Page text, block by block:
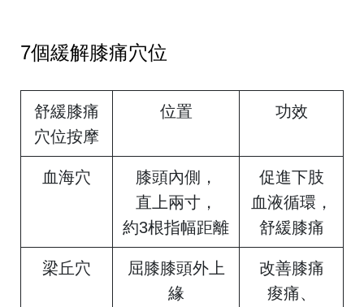
7個緩解膝痛穴位
舒緩膝痛
穴位按摩
位置 功效
血海穴
膝頭內側，
直上兩寸，
約3根指幅距離
促進下肢
血液循環，
舒緩膝痛
梁丘穴
屈膝膝頭外上
緣
改善膝痛
痠痛、